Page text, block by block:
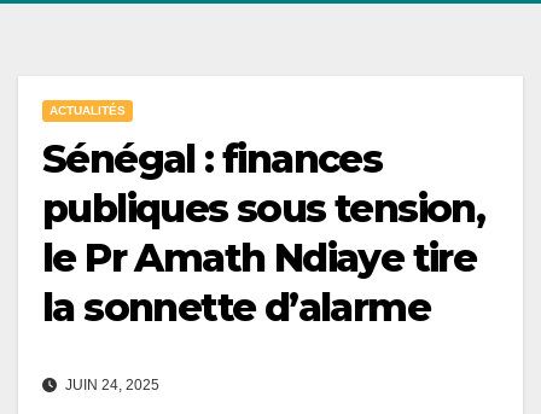
ACTUALITÉS
Sénégal : finances
publiques sous tension,
le Pr Amath Ndiaye tire
la sonnette d’alarme
JUIN 24, 2025